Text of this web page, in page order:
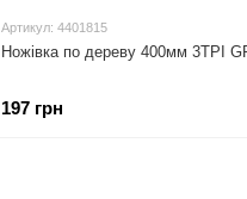
Артикул: 4401815
Ножівка по дереву 400мм 3TPI
197 грн